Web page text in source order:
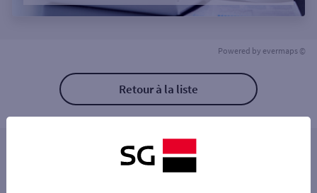
Powered by evermaps ©
Retour à la liste
Les distributeurs/automates à proximité